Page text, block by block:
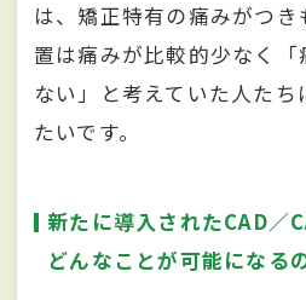
は、矯正特有の痛みがつ
置は痛みが比較的少なく
ない」と考えていた人たち
たいです。
新たに導入されたCAD／
どんなことが可能になる